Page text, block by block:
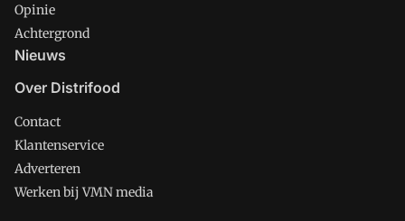
Opinie
Achtergrond
Nieuws
Over Distrifood
Contact
Klantenservice
Adverteren
Werken bij VMN media